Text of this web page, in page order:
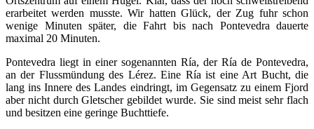
erarbeitet werden musste. Wir hatten Glück, der Zug fuhr schon
wenige Minuten später, die Fahrt bis nach Pontevedra dauerte
maximal 20 Minuten.
Pontevedra liegt in einer sogenannten Ría, der Ría de Pontevedra,
an der Flussmündung des Lérez. Eine Ría ist eine Art Bucht, die
lang ins Innere des Landes eindringt, im Gegensatz zu einem Fjord
aber nicht durch Gletscher gebildet wurde. Sie sind meist sehr flach
und besitzen eine geringe Buchttiefe.